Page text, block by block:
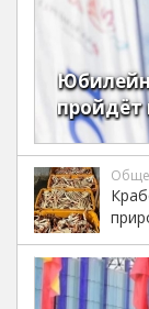
пройдёт